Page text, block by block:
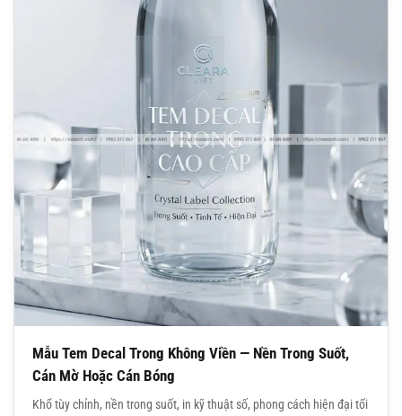
Mẫu Tem Decal Trong Không Viền — Nền Trong Suốt,
Cán Mờ Hoặc Cán Bóng
Khổ tùy chỉnh, nền trong suốt, in kỹ thuật số, phong cách hiện đại tối